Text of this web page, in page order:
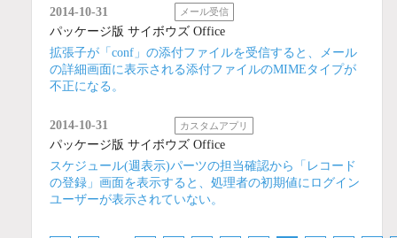
2014-10-31 メール受信
パッケージ版 サイボウズ Office
拡張子が「conf」の添付ファイルを受信すると、メール
の詳細画面に表示される添付ファイルのMIMEタイプが
不正になる。
2014-10-31 カスタムアプリ
パッケージ版 サイボウズ Office
スケジュール(週表示)パーツの担当確認から「レコード
の登録」画面を表示すると、処理者の初期値にログイン
ユーザーが表示されていない。